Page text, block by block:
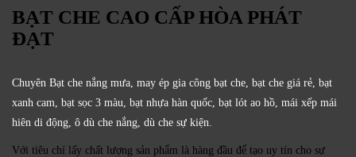
BẠT CHE CAO CẤP HÒA PHÁT
ĐẠT
Chuyên Bạt che nắng mưa, may ép gia công bạt che, bạt che giá rẻ, bạt
xanh cam, bạt sọc 3 màu, bạt nhựa hàn quốc, bạt lót ao hồ, mái xếp mái
hiên di động, ô dù che nắng, dù che sự kiện.
Với tiêu chí lấy chất lượng sản phẩm là hàng đầu để tạo uy tín cho sự